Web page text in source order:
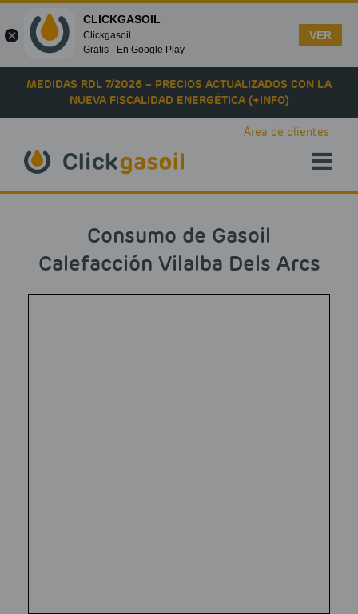
Skip to main content
MEDIDAS RDL 7/2026 – PRECIOS ACTUALIZADOS CON LA
NUEVA FISCALIDAD ENERGÉTICA (+INFO)
Área de clientes
Consumo de Gasoil
Calefacción Vilalba Dels Arcs
CLICKGASOIL
Clickgasoil
Gratis - En Google Play
VER